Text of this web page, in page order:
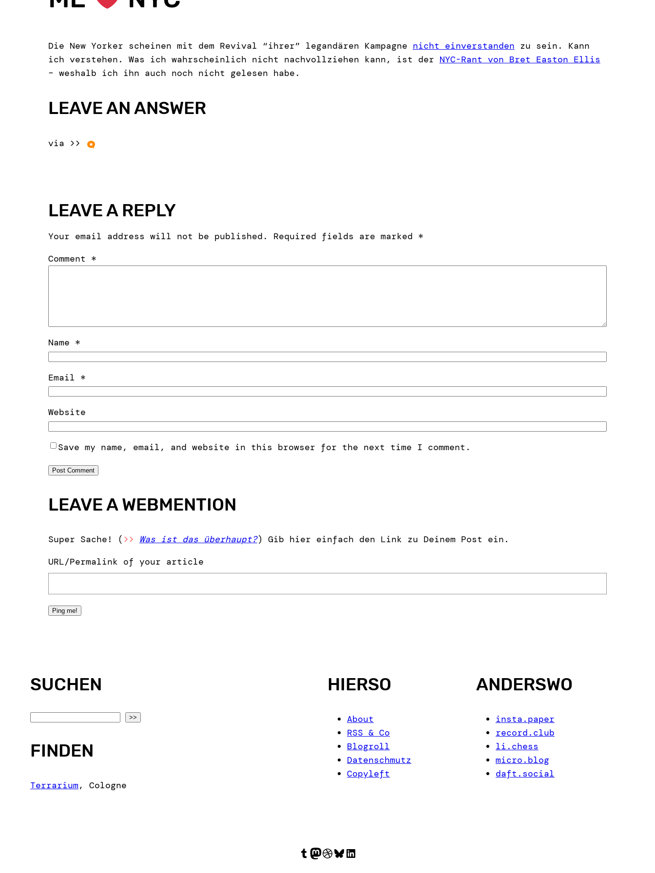
Die New Yorker scheinen mit dem Revival “ihrer” legandären Kampagne nicht einverstanden zu sein. Kann
ich verstehen. Was ich wahrscheinlich nicht nachvollziehen kann, ist der NYC-Rant von Bret Easton Ellis
– weshalb ich ihn auch noch nicht gelesen habe.
LEAVE AN ANSWER
via >>
LEAVE A REPLY
Your email address will not be published. Required fields are marked *
Comment *
Name *
Email *
Website
Save my name, email, and website in this browser for the next time I comment.
LEAVE A WEBMENTION
Super Sache! ( >> Was ist das überhaupt?) Gib hier einfach den Link zu Deinem Post ein.
URL/Permalink of your article
SUCHEN
a
r
h
>>
FINDEN
Terrarium,Cologne
HIERSO
About
RSS & Co
Blogroll
Datenschmutz
Copyleft
ANDERSWO
insta.paper
record.club
li.chess
micro.blog
daft.social
Tumblr Mastodon Dribbble Bluesky LinkedIn